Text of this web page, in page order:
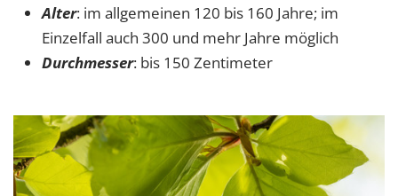
Alter: im allgemeinen 120 bis 160 Jahre; im
Einzelfall auch 300 und mehr Jahre möglich
Durchmesser: bis 150 Zentimeter